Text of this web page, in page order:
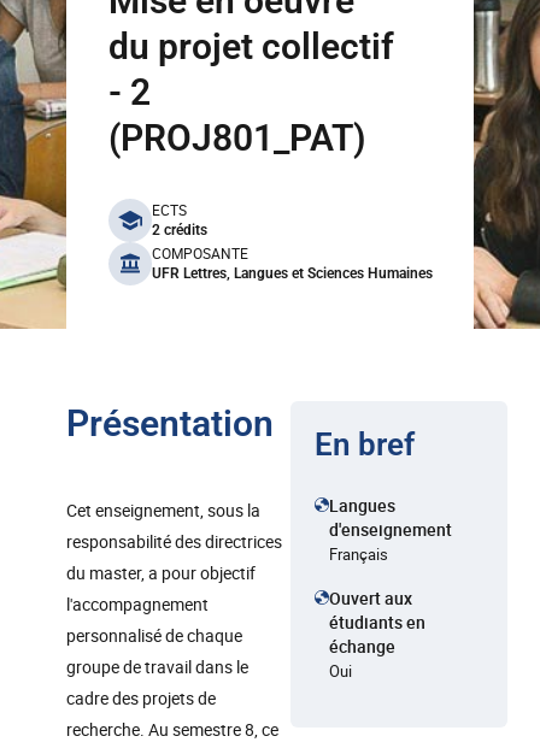
du projet collectif
- 2
(PROJ801_PAT)
benefits
ECTS
2 crédits
COMPOSANTE
UFR Lettres, Langues et Sciences Humaines
Présentation
Cet enseignement, sous la
responsabilité des directrices
du master, a pour objectif
l'accompagnement
personnalisé de chaque
groupe de travail dans le
cadre des projets de
recherche. Au semestre 8, ce
En bref
Langues
d'enseignement
Français
Ouvert aux
étudiants en
échange
Oui